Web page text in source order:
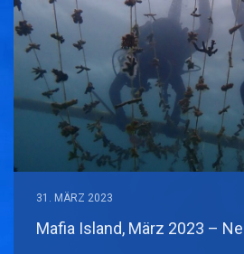
31. MÄRZ 2023
Mafia Island, März 2023 –